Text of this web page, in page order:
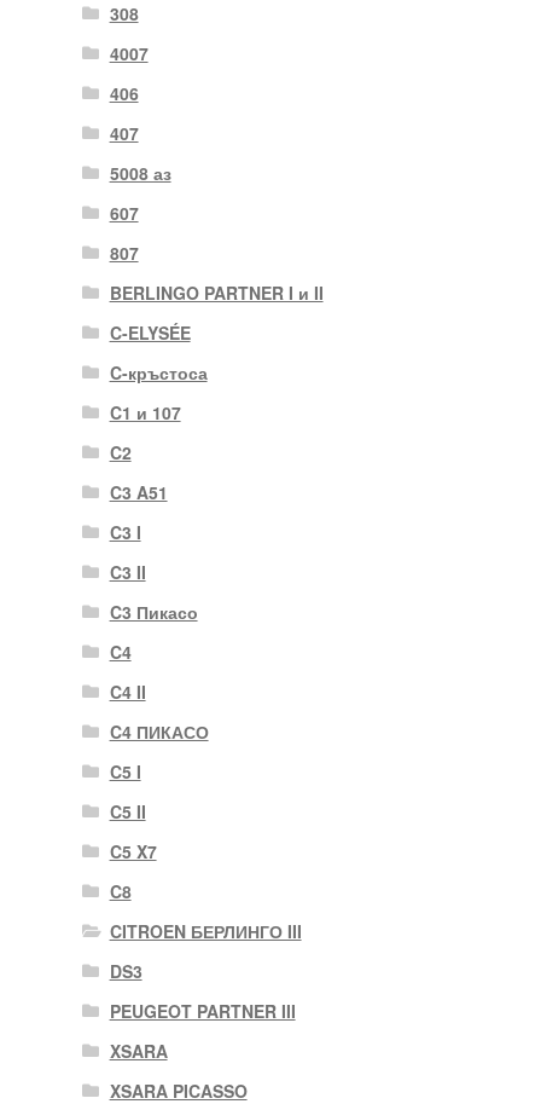
308
4007
406
407
5008 аз
607
807
BERLINGO PARTNER I и II
C-ELYSÉE
C-кръстоса
C1 и 107
C2
C3 A51
C3 I
C3 II
C3 Пикасо
C4
C4 II
C4 ПИКАСО
C5 I
C5 II
C5 X7
C8
CITROEN БЕРЛИНГО III
DS3
PEUGEOT PARTNER III
XSARA
XSARA PICASSO